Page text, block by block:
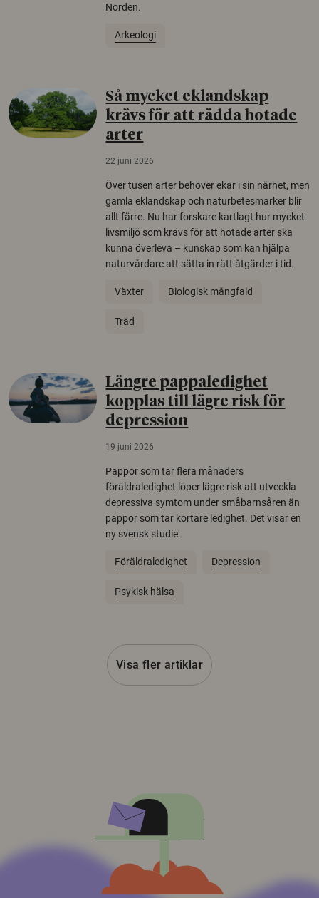
Norden.
Arkeologi
Så mycket eklandskap
krävs för att rädda hotade
arter
22 juni 2026
Över tusen arter behöver ekar i sin närhet, men
gamla eklandskap och naturbetesmarker blir
allt färre. Nu har forskare kartlagt hur mycket
livsmiljö som krävs för att hotade arter ska
kunna överleva – kunskap som kan hjälpa
naturvårdare att sätta in rätt åtgärder i tid.
Växter Biologisk mångfald
Träd
Längre pappaledighet
kopplas till lägre risk för
depression
19 juni 2026
Pappor som tar flera månaders
föräldraledighet löper lägre risk att utveckla
depressiva symtom under småbarnsåren än
pappor som tar kortare ledighet. Det visar en
ny svensk studie.
Föräldraledighet Depression
Psykisk hälsa
Visa fler artiklar